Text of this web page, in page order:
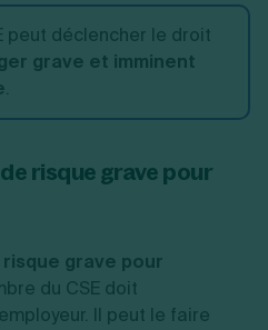
peut déclencher le droit
grave et imminent
.
risque grave pour
risque grave pour
du CSE doit
Il peut le faire